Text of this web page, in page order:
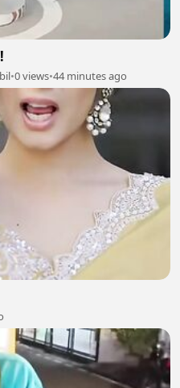
•0 views•44 minutes ago